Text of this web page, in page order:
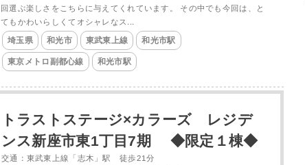
回選ぶ楽しさをこちらに与えてくれています。 その中でも今回は、と
てもかわいらしくてオシャレなス...
埼玉県 和光市 東武東上線 和光市駅
東京メトロ副都心線 和光市駅
トラストステージ×カラーズ レジデ
ンス新座市東1丁目7期 ◆限定１棟◆
交通：東武東上線「志木」駅 徒歩21分